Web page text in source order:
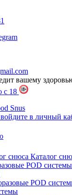
вашему
с 18
войдите в личный
Каталог